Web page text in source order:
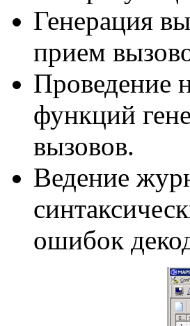
Генерация
прием
Проведение
функций
вызовов.
Ведение
ошибок